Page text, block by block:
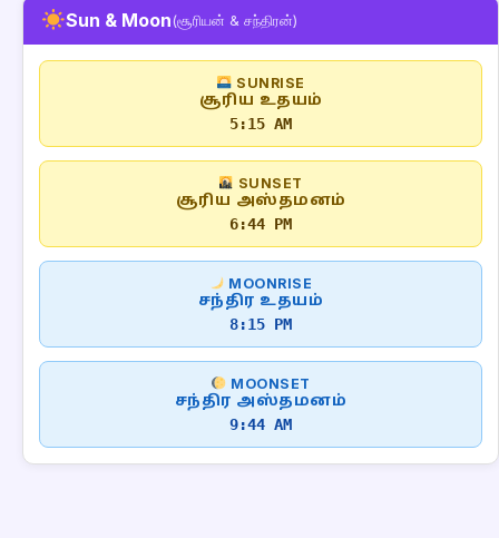
Sun & Moon(சூரியன் & சந்திரன்)
SUNRISE
சூரிய உதயம்
5:15 AM
SUNSET
சூரிய அஸ்தமனம்
6:44 PM
MOONRISE
சந்திர உதயம்
8:15 PM
MOONSET
சந்திர அஸ்தமனம்
9:44 AM